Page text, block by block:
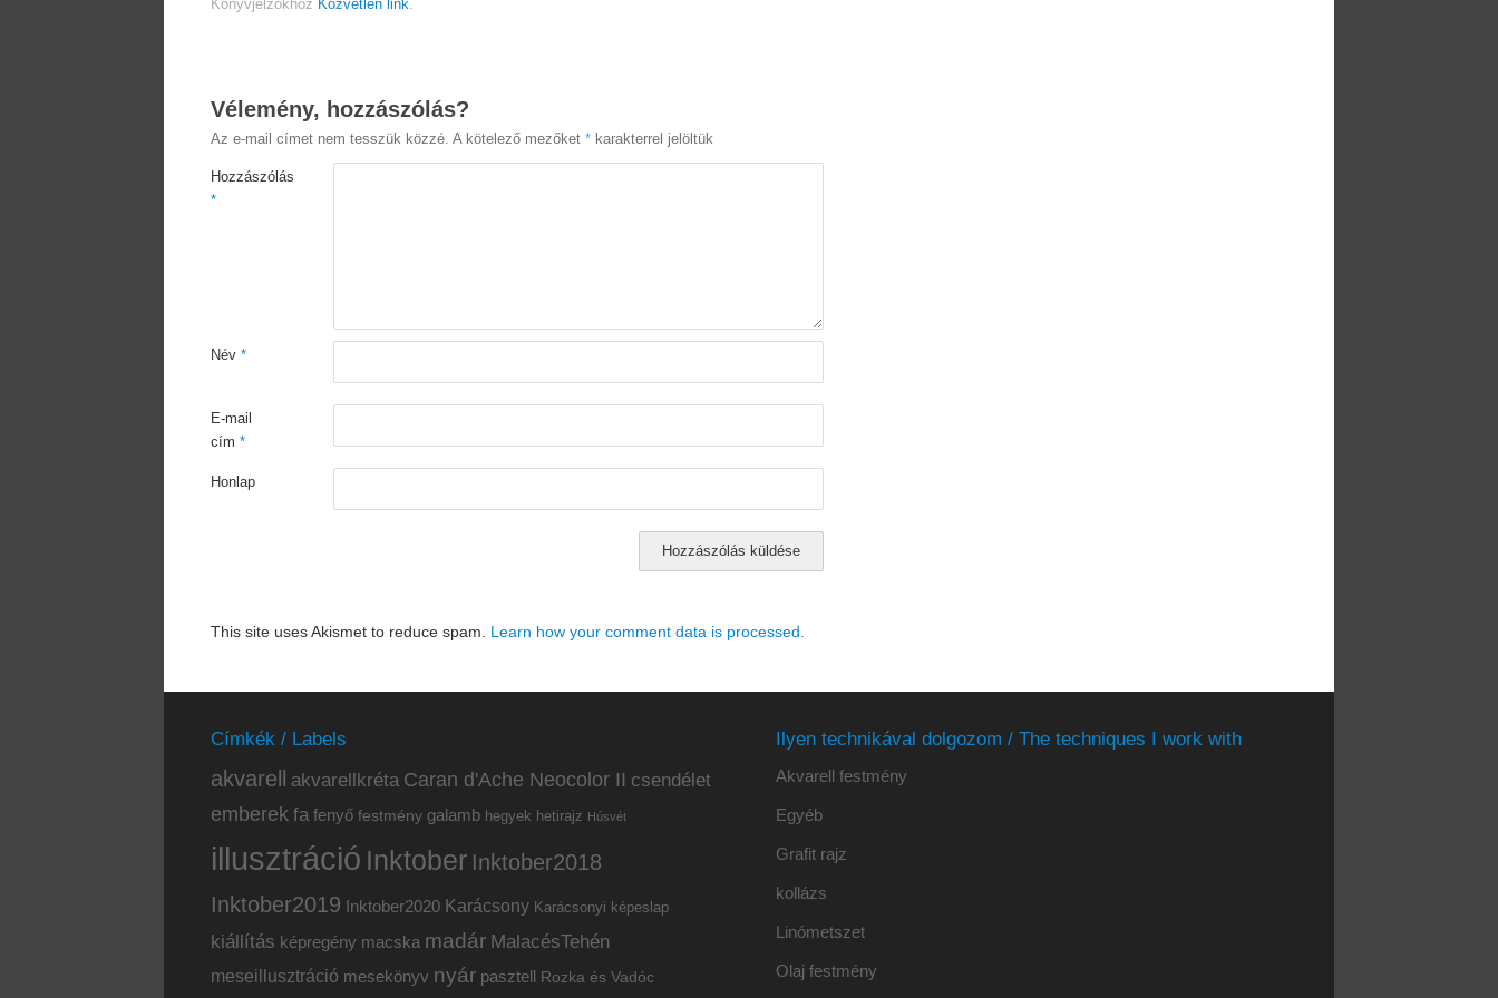
Könyvjelzőkhöz Közvetlen link.
Vélemény, hozzászólás?
Az e-mail címet nem tesszük közzé. A kötelező mezőket * karakterrel jelöltük
Hozzászólás
*
Név *
E-mail
cím *
Honlap
This site uses Akismet to reduce spam. Learn how your comment data is processed.
Címkék / Labels
akvarell akvarellkréta Caran d'Ache Neocolor II csendélet
emberek fa fenyő festmény galamb hegyek hetirajz Húsvét
illusztráció Inktober Inktober2018
Inktober2019 Inktober2020 Karácsony Karácsonyi képeslap
kiállítás képregény macska madár MalacésTehén
meseillusztráció mesekönyv nyár pasztell Rozka és Vadóc
Ilyen technikával dolgozom / The techniques I work with
Akvarell festmény
Egyéb
Grafit rajz
kollázs
Linómetszet
Olaj festmény